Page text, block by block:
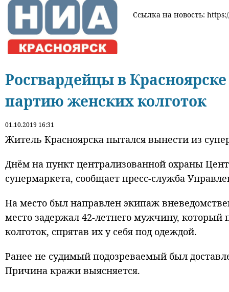
Ссылка на новость:
Росгвардейцы в
партию женских колготок
01.10.2019 16:31
Житель Красноярска пытался вынести из
Днём на пункт централизованной охраны
супермаркета, сообщает пресс-служба
На место был направлен экипаж
место задержал 42-летнего мужчину,
колготок, спрятав их у себя под одеждой.
Ранее не судимый подозреваемый был
Причина кражи выясняется.